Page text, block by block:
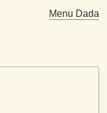
Menu Dada